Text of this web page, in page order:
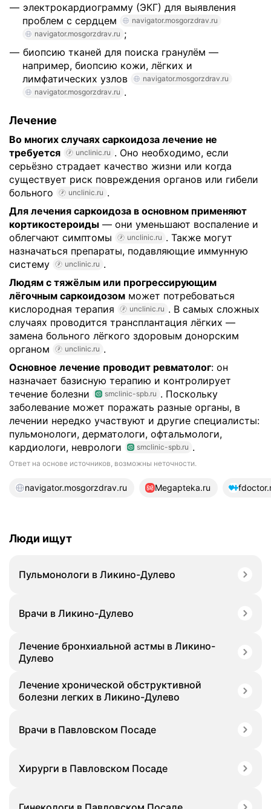
электрокардиограмму (ЭКГ) для выявления
проблем с сердцем
navigator.mosgorzdrav.ru
navigator.mosgorzdrav.ru ;
биопсию тканей для поиска гранулём —
например, биопсию кожи, лёгких и
лимфатических узлов
navigator.mosgorzdrav.ru
navigator.mosgorzdrav.ru .
Лечение
Во многих случаях саркоидоза лечение не
требуется
unclinic.ru . Оно необходимо, если
серьёзно страдает качество жизни или когда
существует риск повреждения органов или гибели
больного
unclinic.ru .
Для лечения саркоидоза в основном применяют
кортикостероиды — они уменьшают воспаление и
облегчают симптомы
unclinic.ru . Также могут
назначаться препараты, подавляющие иммунную
систему
unclinic.ru .
Людям с тяжёлым или прогрессирующим
лёгочным саркоидозом может потребоваться
кислородная терапия
unclinic.ru . В самых сложных
случаях проводится трансплантация лёгких —
замена больного лёгкого здоровым донорским
органом
unclinic.ru .
Основное лечение проводит ревматолог: он
назначает базисную терапию и контролирует
течение болезни
smclinic-spb.ru . Поскольку
заболевание может поражать разные органы, в
лечении нередко участвуют и другие специалисты:
пульмонологи, дерматологи, офтальмологи,
кардиологи, неврологи
smclinic-spb.ru .
Ответ на основе источников, возможны неточности.
13 источников
navigator.mosgorzdrav.ru Megapteka.ru
Люди ищут
Пульмонологи в Ликино-Дулево
Врачи в Ликино-Дулево
Лечение бронхиальной астмы в Ликино-
Дулево
Лечение хронической обструктивной
болезни легких в Ликино-Дулево
Врачи в Павловском Посаде
Хирурги в Павловском Посаде